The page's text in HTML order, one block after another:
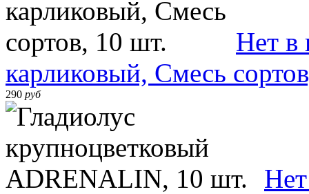
Нет в
карликовый, Смесь
290 руб